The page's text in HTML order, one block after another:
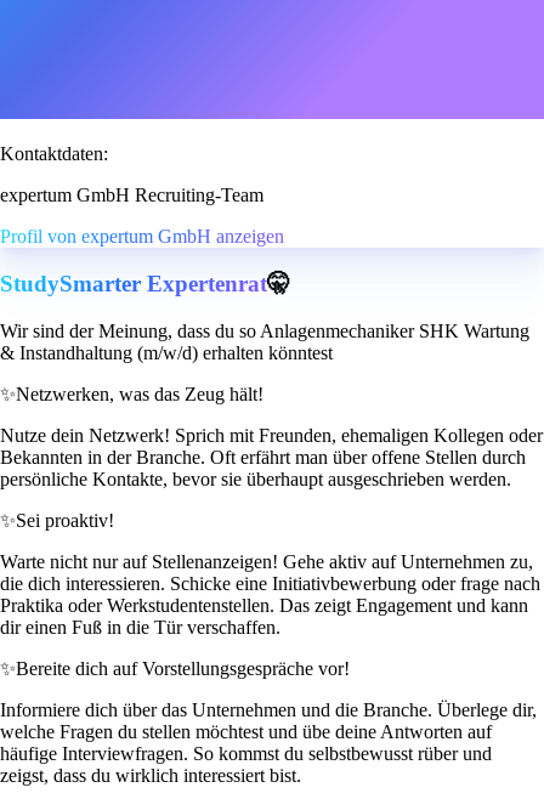
Kontaktdaten:
expertum GmbH Recruiting-Team
Profil von expertum GmbH anzeigen
StudySmarter Expertenrat🤫
Wir sind der Meinung, dass du so Anlagenmechaniker SHK Wartung
& Instandhaltung (m/w/d) erhalten könntest
✨Netzwerken, was das Zeug hält!
Nutze dein Netzwerk! Sprich mit Freunden, ehemaligen Kollegen oder
Bekannten in der Branche. Oft erfährt man über offene Stellen durch
persönliche Kontakte, bevor sie überhaupt ausgeschrieben werden.
✨Sei proaktiv!
Warte nicht nur auf Stellenanzeigen! Gehe aktiv auf Unternehmen zu,
die dich interessieren. Schicke eine Initiativbewerbung oder frage nach
Praktika oder Werkstudentenstellen. Das zeigt Engagement und kann
dir einen Fuß in die Tür verschaffen.
✨Bereite dich auf Vorstellungsgespräche vor!
Informiere dich über das Unternehmen und die Branche. Überlege dir,
welche Fragen du stellen möchtest und übe deine Antworten auf
häufige Interviewfragen. So kommst du selbstbewusst rüber und
zeigst, dass du wirklich interessiert bist.